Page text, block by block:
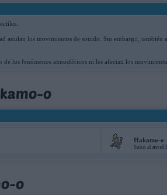
anulan los movimientos de sonido. Sin embargo,
los fenómenos atmosféricos ni les afectan los
o
Hakamo-o
Subir al nivel
o